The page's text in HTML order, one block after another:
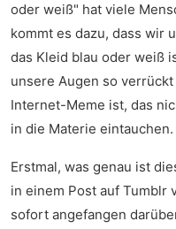
oder weiß" hat viele
kommt es dazu, dass wir
das Kleid blau oder weiß
unsere Augen so
Internet-Meme ist, das
in die Materie eintauchen.
Erstmal, was genau ist
in einem Post auf Tumblr
sofort angefangen